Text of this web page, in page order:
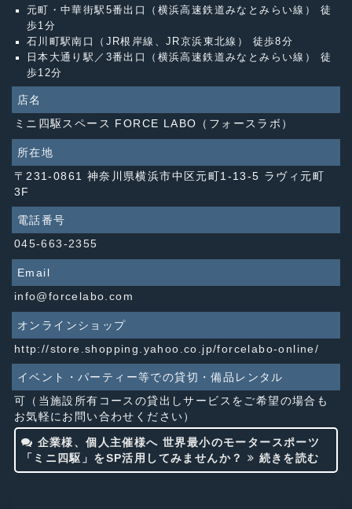
元町・中華街駅5番出口（横浜高速鉄道みなとみらい線） 徒
歩1分
石川町駅南口（JR根岸線、JR京浜東北線） 徒歩8分
日本大通り駅／3番出口（横浜高速鉄道みなとみらい線） 徒
歩12分
店名
ミニ四駆スペース FORCE LABO（フォースラボ）
所在地
〒231-0861 神奈川県横浜市中区元町1-13-5 ラヴィ元町
3F
電話番号
045-663-2355
Email
info@forcelabo.com
オンラインショップ
http://store.shopping.yahoo.co.jp/forcelabo-online/
イベント・パーティー等での貸切・備品レンタル
可（当施設所有コースの貸出しサービスをご希望の場合も
お気軽にお問い合わせください）
企業様、個人主催様へ 世界最小のモータースポーツ
「ミニ四駆」をSP活用してみませんか？
続きを読む